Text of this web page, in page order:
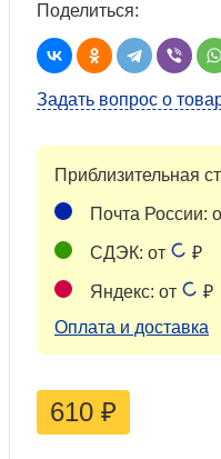
Поделиться:
Задать вопрос о
Приблизительная
Почта России:
СДЭК: от ₽
Яндекс: от
₽
Оплата и доставка
610 ₽